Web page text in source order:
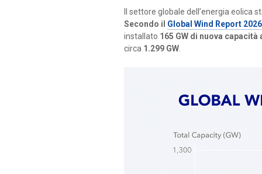
Il settore globale dell’energia eolica
Secondo il Global Wind Report 2026
installato 165 GW di nuova
circa 1.299 GW